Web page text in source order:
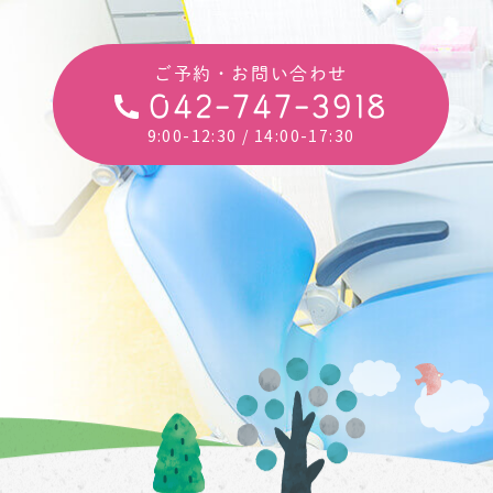
ご予約・お問い合わせ
042-747-3918
9:00-12:30 / 14:00-17:30